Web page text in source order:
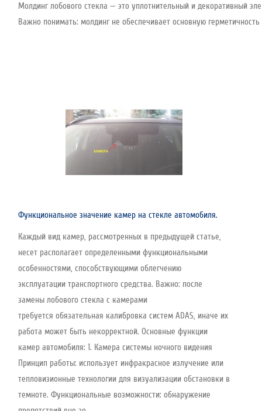
Молдинг лобового стекла — это уплотнительный и декоративный
Важно понимать: молдинг не обеспечивает основную
Функциональное значение камер на стекле автомобиля.
Каждый вид камер, рассмотренных в предыдущей статье,
несет располагает определенными функциональными
особенностями, способствующими облегчению
эксплуатации транспортного средства. Важно: после
замены лобового стекла с камерами
требуется обязательная калибровка систем ADAS, иначе их
работа может быть некорректной. Основные функции
камер автомобиля: 1. Камера системы ночного видения
Принцип работы: использует инфракрасное излучение или
тепловизионные технологии для визуализации обстановки в
темноте. Функциональные возможности: обнаружение